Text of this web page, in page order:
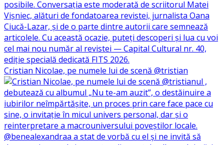
Cristian Nicolae, pe numele lui de scenă @tristian